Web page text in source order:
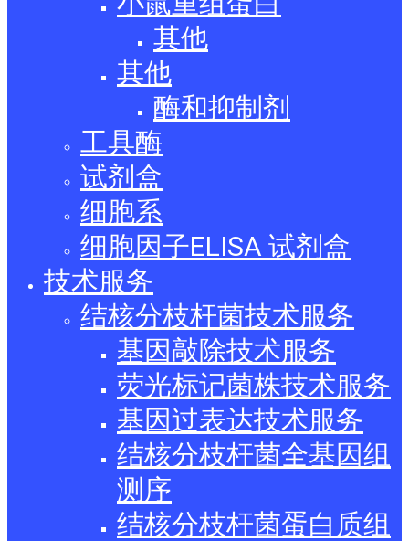
其他
其他
酶和抑制剂
工具酶
试剂盒
细胞系
细胞因子ELISA 试剂盒
技术服务
结核分枝杆菌技术服务
基因敲除技术服务
荧光标记菌株技术服务
基因过表达技术服务
结核分枝杆菌全基因组
测序
结核分枝杆菌蛋白质组